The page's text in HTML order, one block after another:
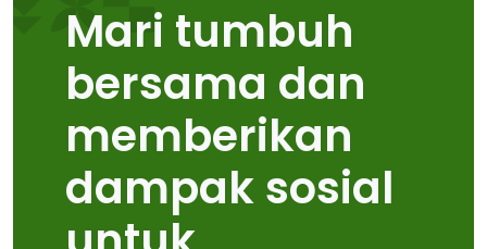
Mari tumbuh
bersama dan
memberikan
dampak sosial